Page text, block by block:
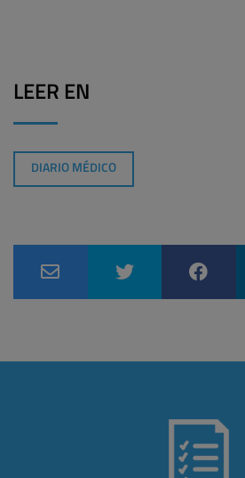
LEER EN
DIARIO MÉDICO